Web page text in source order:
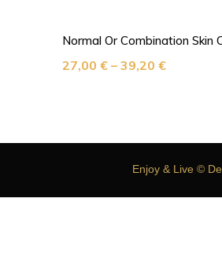
Normal Or Combination Skin
27,00 € – 39,20 €
Enjoy & Live ©